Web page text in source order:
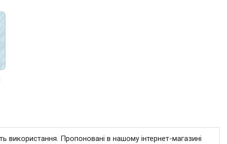
використання. Пропоновані в нашому інтернет-магазині